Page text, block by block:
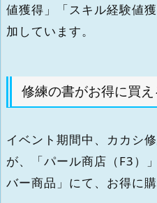
値獲得」「スキル経験値
加しています。
修練の書がお得に買え
イベント期間中、カカシ
が、「パール商店（F3）
バー商品」にて、お得に購